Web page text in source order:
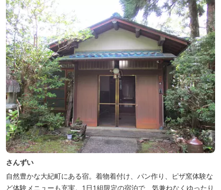
さんずい
自然豊かな大紀町にある宿。着物着付け、パン作り、ピザ窯体験な
ど体験メニューも充実。1日1組限定の宿泊で、気兼ねなくゆったり